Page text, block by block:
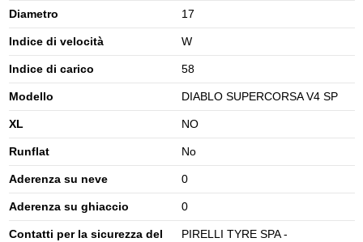
Diametro 17
Indice di velocità W
Indice di carico 58
Modello DIABLO SUPERCORSA V4 SP
XL NO
Runflat No
Aderenza su neve 0
Aderenza su ghiaccio 0
Contatti per la sicurezza del
PIRELLI TYRE SPA -